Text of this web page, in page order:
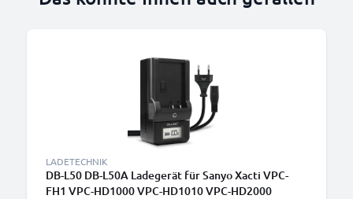
LADETECHNIK
DB-L50 DB-L50A Ladegerät für Sanyo Xacti VPC-
FH1 VPC-HD1000 VPC-HD1010 VPC-HD2000